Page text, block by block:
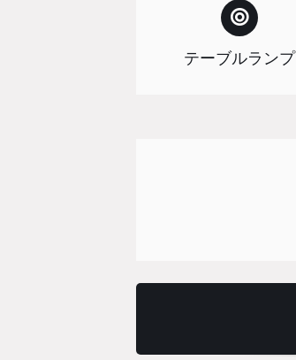
テーブルランプ